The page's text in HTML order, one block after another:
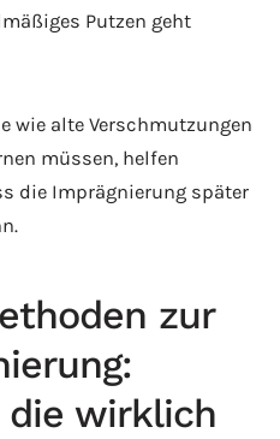
Putzen geht
wie alte Verschmutzungen
müssen, helfen
die Imprägnierung später
zur
die wirklich